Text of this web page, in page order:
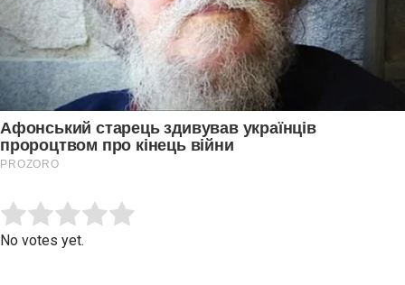
Rate this item:
No votes yet.